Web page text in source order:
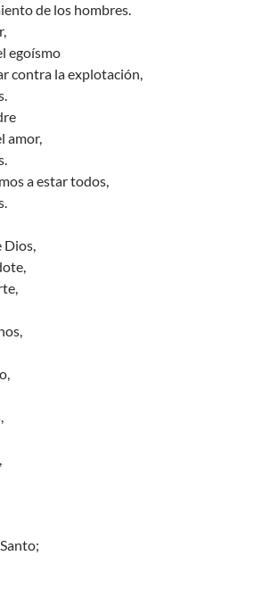
de los hombres.
egoísmo
contra la explotación,
amor,
a estar todos,
Dios,